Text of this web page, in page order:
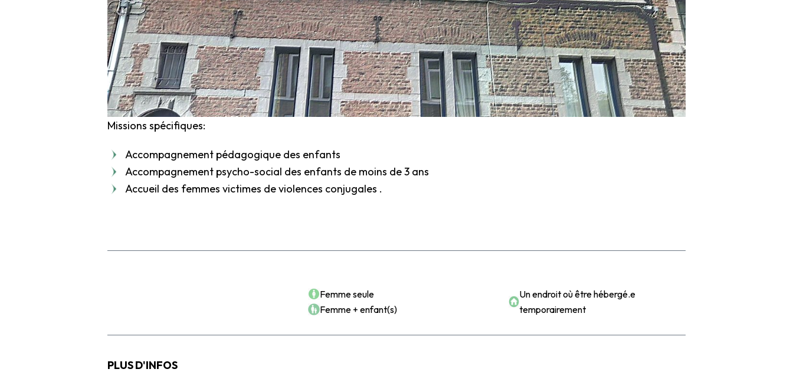
Accéder à l'espace membre
DEVENIR MEMBRE
Profitez de nos avantages exclusifs
Accéder à tout le contenu du site web
Accéder à notre base de données
d’informations utiles sur le secteur
Missions spécifiques:
Accompagnement pédagogique des enfants
Accompagnement psycho-social des enfants de moins de 3 ans
Accueil des femmes victimes de violences conjugales .
Femme seule
Femme + enfant(s)
Un endroit où être hébergé.e
temporairement
PLUS D'INFOS